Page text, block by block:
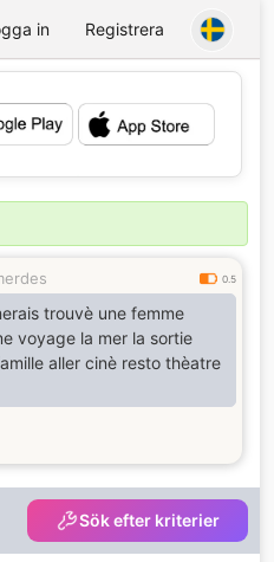
in Registrera
💕
0.5
trouvè une femme
voyage la mer la sortie
aller cinè resto thèatre
Sök efter kriterier